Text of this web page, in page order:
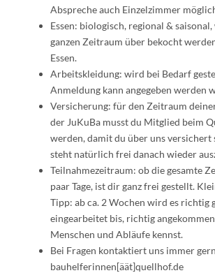
Abspreche auch Einzelzimmer
Essen: biologisch, regional &
ganzen Zeitraum über bekocht
Essen.
Arbeitskleidung: wird bei Bedarf
Anmeldung kann angegeben werden
Versicherung: für den Zeitraum
der JuKuBa musst du Mitglied beim
werden, damit du über uns versichert
steht natürlich frei danach wieder
Teilnahmezeitraum: ob die gesamte
paar Tage, ist dir ganz frei gestellt.
Tipp: ab ca. 2 Wochen wird es richtig
eingearbeitet bis, richtig
Menschen und Abläufe kennst.
Bei Fragen kontaktiert uns immer
bauhelferinnen[äät]quellhof.de